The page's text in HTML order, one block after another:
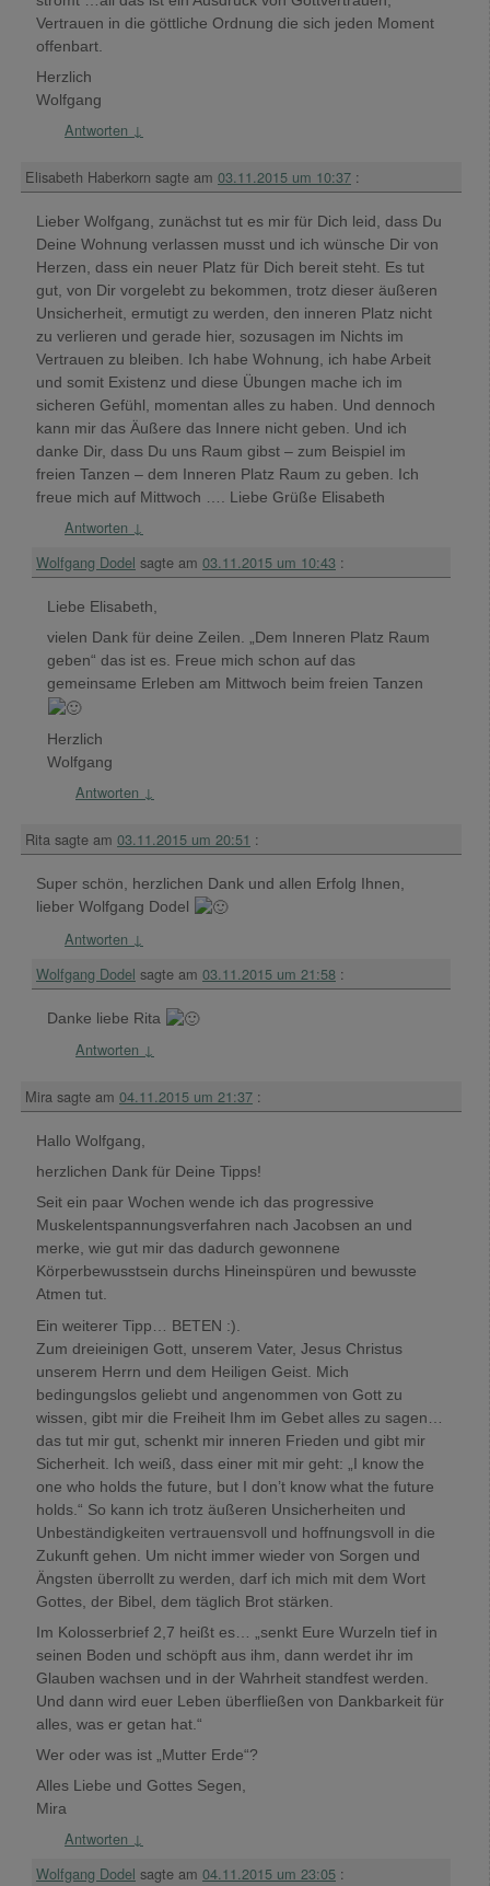
Vertrauen in die göttliche Ordnung die sich jeden Moment
offenbart.
Herzlich
Wolfgang
Antworten ↓
Elisabeth Haberkorn sagte am 03.11.2015 um 10:37 :
Lieber Wolfgang, zunächst tut es mir für Dich leid, dass Du
Deine Wohnung verlassen musst und ich wünsche Dir von
Herzen, dass ein neuer Platz für Dich bereit steht. Es tut
gut, von Dir vorgelebt zu bekommen, trotz dieser äußeren
Unsicherheit, ermutigt zu werden, den inneren Platz nicht
zu verlieren und gerade hier, sozusagen im Nichts im
Vertrauen zu bleiben. Ich habe Wohnung, ich habe Arbeit
und somit Existenz und diese Übungen mache ich im
sicheren Gefühl, momentan alles zu haben. Und dennoch
kann mir das Äußere das Innere nicht geben. Und ich
danke Dir, dass Du uns Raum gibst – zum Beispiel im
freien Tanzen – dem Inneren Platz Raum zu geben. Ich
freue mich auf Mittwoch …. Liebe Grüße Elisabeth
Antworten ↓
Wolfgang Dodel sagte am 03.11.2015 um 10:43 :
Liebe Elisabeth,
vielen Dank für deine Zeilen. „Dem Inneren Platz Raum
geben“ das ist es. Freue mich schon auf das
gemeinsame Erleben am Mittwoch beim freien Tanzen
Herzlich
Wolfgang
Antworten ↓
Rita sagte am 03.11.2015 um 20:51 :
Super schön, herzlichen Dank und allen Erfolg Ihnen,
lieber Wolfgang Dodel
Antworten ↓
Wolfgang Dodel sagte am 03.11.2015 um 21:58 :
Danke liebe Rita
Antworten ↓
Mira sagte am 04.11.2015 um 21:37 :
Hallo Wolfgang,
herzlichen Dank für Deine Tipps!
Seit ein paar Wochen wende ich das progressive
Muskelentspannungsverfahren nach Jacobsen an und
merke, wie gut mir das dadurch gewonnene
Körperbewusstsein durchs Hineinspüren und bewusste
Atmen tut.
Ein weiterer Tipp… BETEN :).
Zum dreieinigen Gott, unserem Vater, Jesus Christus
unserem Herrn und dem Heiligen Geist. Mich
bedingungslos geliebt und angenommen von Gott zu
wissen, gibt mir die Freiheit Ihm im Gebet alles zu sagen…
das tut mir gut, schenkt mir inneren Frieden und gibt mir
Sicherheit. Ich weiß, dass einer mit mir geht: „I know the
one who holds the future, but I don’t know what the future
holds.“ So kann ich trotz äußeren Unsicherheiten und
Unbeständigkeiten vertrauensvoll und hoffnungsvoll in die
Zukunft gehen. Um nicht immer wieder von Sorgen und
Ängsten überrollt zu werden, darf ich mich mit dem Wort
Gottes, der Bibel, dem täglich Brot stärken.
Im Kolosserbrief 2,7 heißt es… „senkt Eure Wurzeln tief in
seinen Boden und schöpft aus ihm, dann werdet ihr im
Glauben wachsen und in der Wahrheit standfest werden.
Und dann wird euer Leben überfließen von Dankbarkeit für
alles, was er getan hat.“
Wer oder was ist „Mutter Erde“?
Alles Liebe und Gottes Segen,
Mira
Antworten ↓
Wolfgang Dodel sagte am 04.11.2015 um 23:05 :